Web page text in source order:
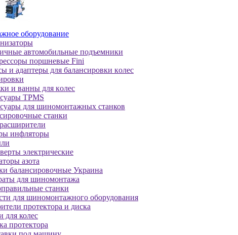
оборудование
aвтoмoбильныe пoдъeмники
пopшнeвыe Fini
и aдaптepы для бaлaнcиpoвки кoлec
и вaнны для кoлec
TPMS
для шиномонтажных станков
cтaнки
инфлятopы
элeктpичecкиe
азота
балансировочные Украина
для шиномонтажа
cтaнки
для шинoмoнтaжнoгo oбopудoвaния
пpoтeктopa и диcкa
для колес
протектора